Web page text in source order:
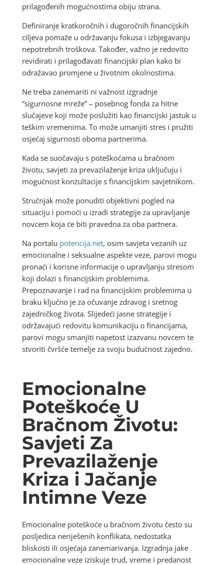
prilagođenih mogućnostima obiju strana.
Definiranje kratkoročnih i dugoročnih financijskih
ciljeva pomaže u održavanju fokusa i izbjegavanju
nepotrebnih troškova. Također, važno je redovito
revidirati i prilagođavati financijski plan kako bi
odražavao promjene u životnim okolnostima.
Ne treba zanemariti ni važnost izgradnje
“sigurnosne mreže” – posebnog fonda za hitne
slučajeve koji može poslužiti kao financijski jastuk u
teškim vremenima. To može umanjiti stres i pružiti
osjećaj sigurnosti oboma partnerima.
Kada se suočavaju s poteškoćama u bračnom
životu, savjeti za prevazilaženje kriza uključuju i
mogućnost konzultacije s financijskim savjetnikom.
Stručnjak može ponuditi objektivni pogled na
situaciju i pomoći u izradi strategije za upravljanje
novcem koja će biti pravedna za oba partnera.
Na portalu potencija.net, osim savjeta vezanih uz
emocionalne i seksualne aspekte veze, parovi mogu
pronaći i korisne informacije o upravljanju stresom
koji dolazi s financijskim problemima.
Prepoznavanje i rad na financijskim problemima u
braku ključno je za očuvanje zdravog i sretnog
zajedničkog života. Slijedeći jasne strategije i
održavajući redovitu komunikaciju o financijama,
parovi mogu smanjiti napetost izazvanu novcem te
stvoriti čvršće temelje za svoju budućnost zajedno.
Emocionalne
Poteškoće U
Bračnom Životu:
Savjeti Za
Prevazilaženje
Kriza i Jačanje
Intimne Veze
Emocionalne poteškoće u bračnom životu često su
posljedica neriješenih konflikata, nedostatka
bliskosti ili osjećaja zanemarivanja. Izgradnja jake
emocionalne veze iziskuje trud, vreme i predanost